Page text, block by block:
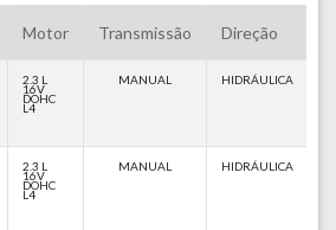
Motor Transmissão Direção
2.3 L
16V
DOHC
L4
MANUAL HIDRÁULICA
2.3 L
16V
DOHC
L4
MANUAL HIDRÁULICA